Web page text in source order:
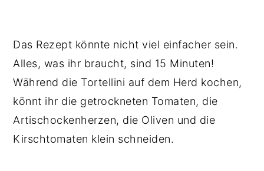
Das Rezept könnte nicht viel einfacher sein.
Alles, was ihr braucht, sind 15 Minuten!
Während die Tortellini auf dem Herd kochen,
könnt ihr die getrockneten Tomaten, die
Artischockenherzen, die Oliven und die
Kirschtomaten klein schneiden.